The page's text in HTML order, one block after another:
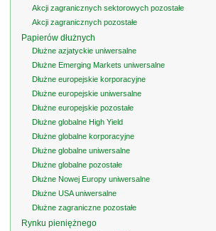
Akcji zagranicznych sektorowych pozostałe
Akcji zagranicznych pozostałe
Papierów dłużnych
Dłużne azjatyckie uniwersalne
Dłużne Emerging Markets uniwersalne
Dłużne europejskie korporacyjne
Dłużne europejskie uniwersalne
Dłużne europejskie pozostałe
Dłużne globalne High Yield
Dłużne globalne korporacyjne
Dłużne globalne uniwersalne
Dłużne globalne pozostałe
Dłużne Nowej Europy uniwersalne
Dłużne USA uniwersalne
Dłużne zagraniczne pozostałe
Rynku pieniężnego